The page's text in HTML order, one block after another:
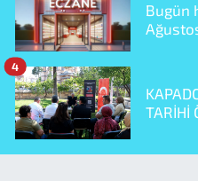
Bugün
TARİHİ
4